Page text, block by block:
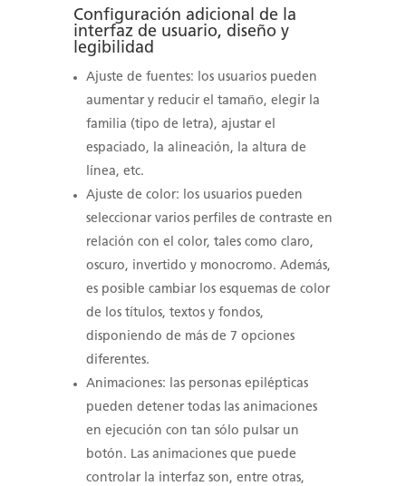
Configuración adicional de la
interfaz de usuario, diseño y
legibilidad
Ajuste de fuentes: los usuarios pueden
aumentar y reducir el tamaño, elegir la
familia (tipo de letra), ajustar el
espaciado, la alineación, la altura de
línea, etc.
Ajuste de color: los usuarios pueden
seleccionar varios perfiles de contraste en
relación con el color, tales como claro,
oscuro, invertido y monocromo. Además,
es posible cambiar los esquemas de color
de los títulos, textos y fondos,
disponiendo de más de 7 opciones
diferentes.
Animaciones: las personas epilépticas
pueden detener todas las animaciones
en ejecución con tan sólo pulsar un
botón. Las animaciones que puede
controlar la interfaz son, entre otras,